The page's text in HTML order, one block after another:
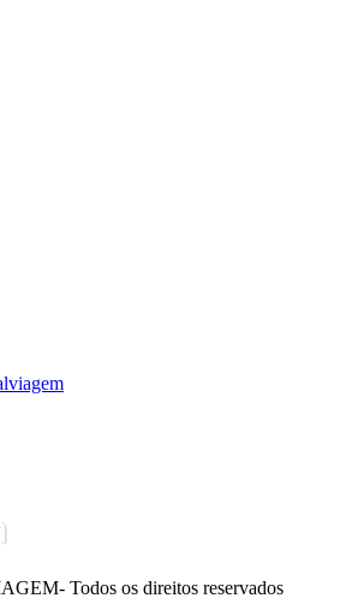
Todos os direitos reservados